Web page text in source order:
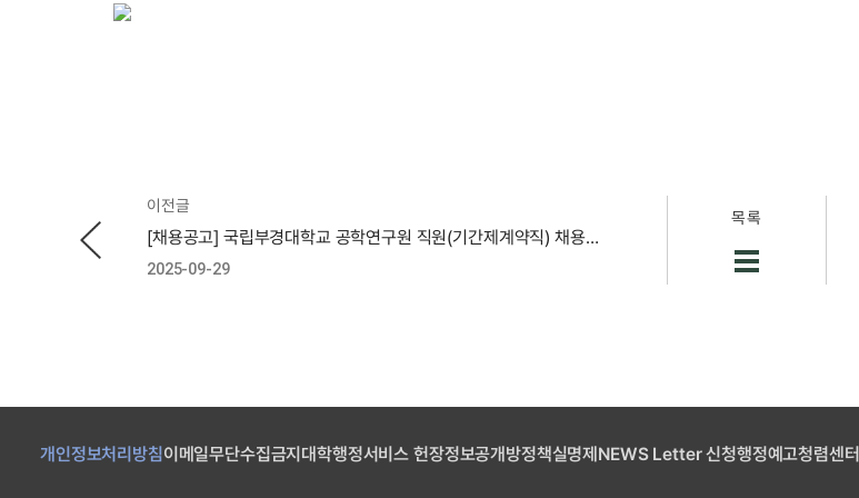
이전글
[채용공고] 국립부경대학교 공학연구원 직원(기간제계약직) 채용 공고
2025-09-29
목록
개인정보처리방침이메일무단수집금지대학행정서비스 헌장정보공개방정책실명제NEWS Letter 신청행정예고청렴센터